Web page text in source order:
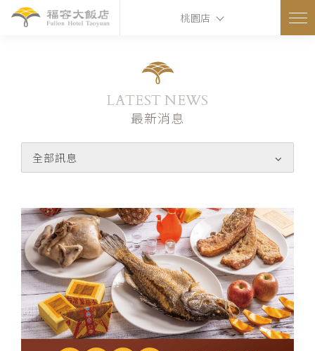
桃園店
LATEST NEWS
最新消息
全部訊息